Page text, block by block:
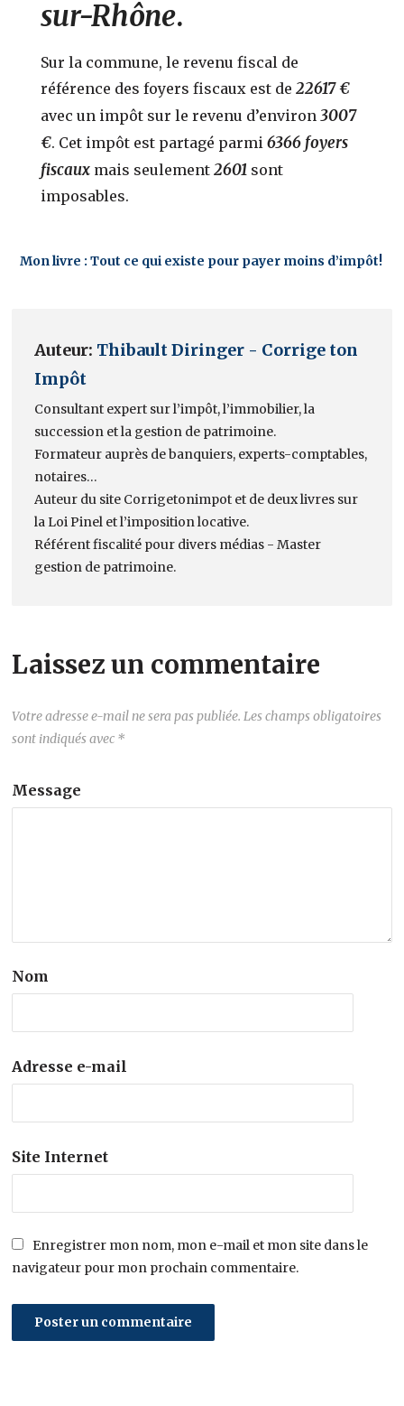
sur-Rhône.
Sur la commune, le revenu fiscal de
référence des foyers fiscaux est de22617 €
avec un impôt sur le revenu d’environ 3007
€. Cet impôt est partagé parmi6366 foyers
fiscaux mais seulement2601 sont
imposables.
Mon livre : Tout ce qui existe pour payer moins d’impôt!
Auteur: Thibault Diringer - Corrige ton
Impôt
Consultant expert sur l’impôt, l’immobilier, la
succession et la gestion de patrimoine.
Formateur auprès de banquiers, experts-comptables,
notaires…
Auteur du site Corrigetonimpot et de deux livres sur
la Loi Pinel et l’imposition locative.
Référent fiscalité pour divers médias - Master
gestion de patrimoine.
Laissez un commentaire
Votre adresse e-mail ne sera pas publiée. Les champs obligatoires
sont indiqués avec *
Message
Nom
Adresse e-mail
Site Internet
Enregistrer mon nom, mon e-mail et mon site dans le
navigateur pour mon prochain commentaire.